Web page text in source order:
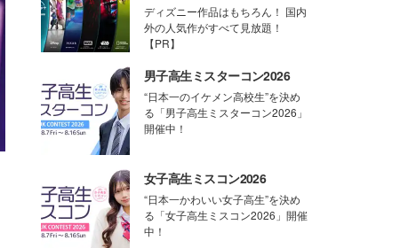
ディズニー作品はもちろん！ 国内
外の人気作がすべて見放題！
【PR】
男子高生ミスターコン2026
“日本一のイケメン高校生”を決め
る「男子高生ミスターコン2026」
開催中！
女子高生ミスコン2026
“日本一かわいい女子高生”を決め
る「女子高生ミスコン2026」開催
中！